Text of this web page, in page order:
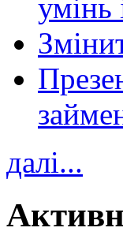
умінь
далі...